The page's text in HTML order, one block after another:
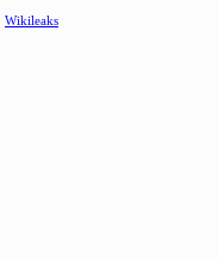
Wikileaks